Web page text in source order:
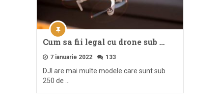
Cum sa fii legal cu drone sub …
7 ianuarie 2022 133
DJI are mai multe modele care sunt sub
250 de …